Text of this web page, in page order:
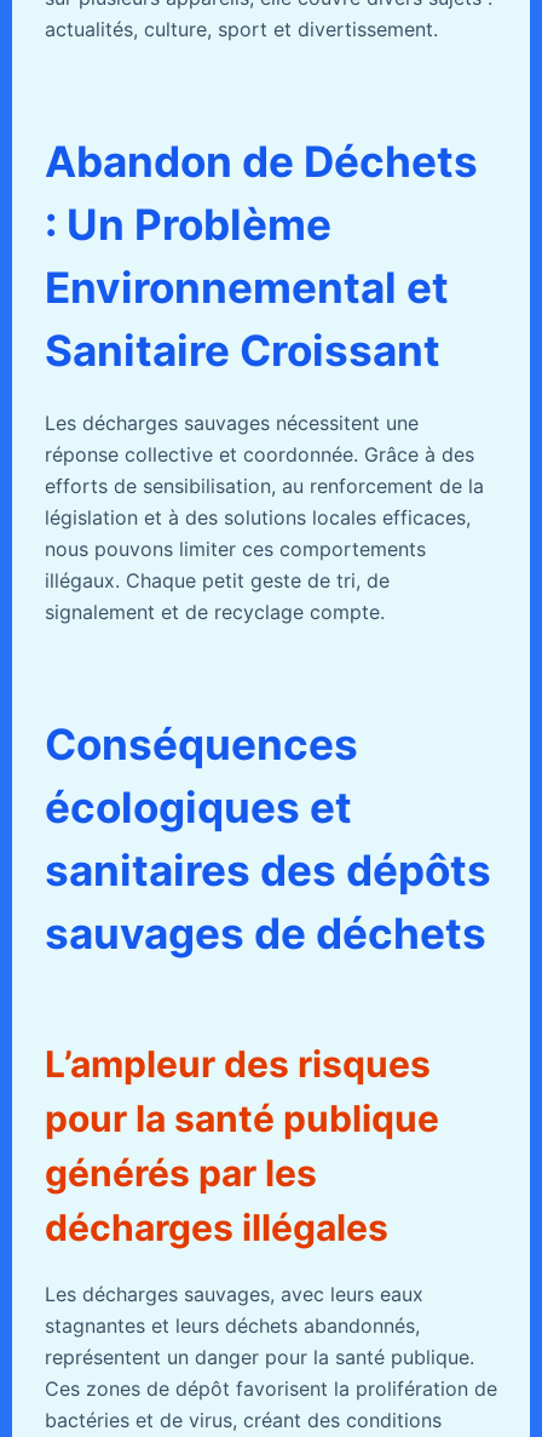
actualités, culture, sport et divertissement.
Abandon de Déchets
: Un Problème
Environnemental et
Sanitaire Croissant
Les décharges sauvages nécessitent une
réponse collective et coordonnée. Grâce à des
efforts de sensibilisation, au renforcement de la
législation et à des solutions locales efficaces,
nous pouvons limiter ces comportements
illégaux. Chaque petit geste de tri, de
signalement et de recyclage compte.
Conséquences
écologiques et
sanitaires des dépôts
sauvages de déchets
L’ampleur des risques
pour la santé publique
générés par les
décharges illégales
Les décharges sauvages, avec leurs eaux
stagnantes et leurs déchets abandonnés,
représentent un danger pour la santé publique.
Ces zones de dépôt favorisent la prolifération de
bactéries et de virus, créant des conditions